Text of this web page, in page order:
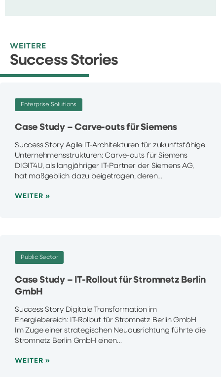
WEITERE
Success Stories
Enterprise Solutions
Case Study – Carve-outs für Siemens
Success Story Agile IT-Architekturen für zukunftsfähige
Unternehmensstrukturen: Carve-outs für Siemens
DIGIT4U, als langjähriger IT-Partner der Siemens AG,
hat maßgeblich dazu beigetragen, deren…
WEITER »
Public Sector
Case Study – IT-Rollout für Stromnetz Berlin
GmbH
Success Story Digitale Transformation im
Energiebereich: IT-Rollout für Stromnetz Berlin GmbH
Im Zuge einer strategischen Neuausrichtung führte die
Stromnetz Berlin GmbH einen…
WEITER »